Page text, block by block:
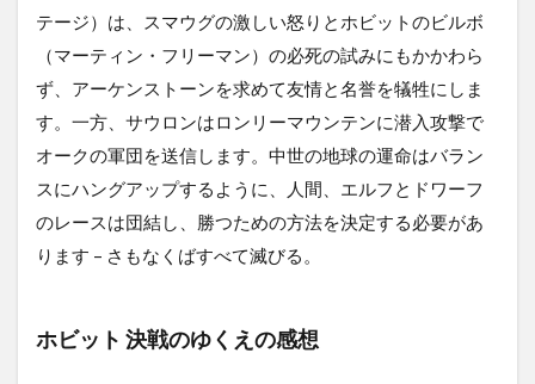
テージ）は、スマウグの激しい怒りとホビットのビルボ
（マーティン・フリーマン）の必死の試みにもかかわら
ず、アーケンストーンを求めて友情と名誉を犠牲にしま
す。一方、サウロンはロンリーマウンテンに潜入攻撃で
オークの軍団を送信します。中世の地球の運命はバラン
スにハングアップするように、人間、エルフとドワーフ
のレースは団結し、勝つための方法を決定する必要があ
ります – さもなくばすべて滅びる。
ホビット 決戦のゆくえの感想